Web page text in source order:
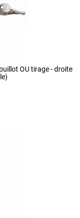
OU tirage - droite